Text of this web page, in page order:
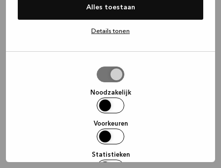
Alles toestaan
Details tonen
Noodzakelijk
Voorkeuren
Statistieken